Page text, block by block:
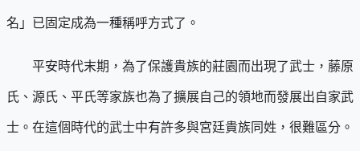
名」已固定成為一種稱呼方式了。
平安時代末期，為了保護貴族的莊園而出現了武士，藤原
氏、源氏、平氏等家族也為了擴展自己的領地而發展出自家武
士。在這個時代的武士中有許多與宮廷貴族同姓，很難區分。